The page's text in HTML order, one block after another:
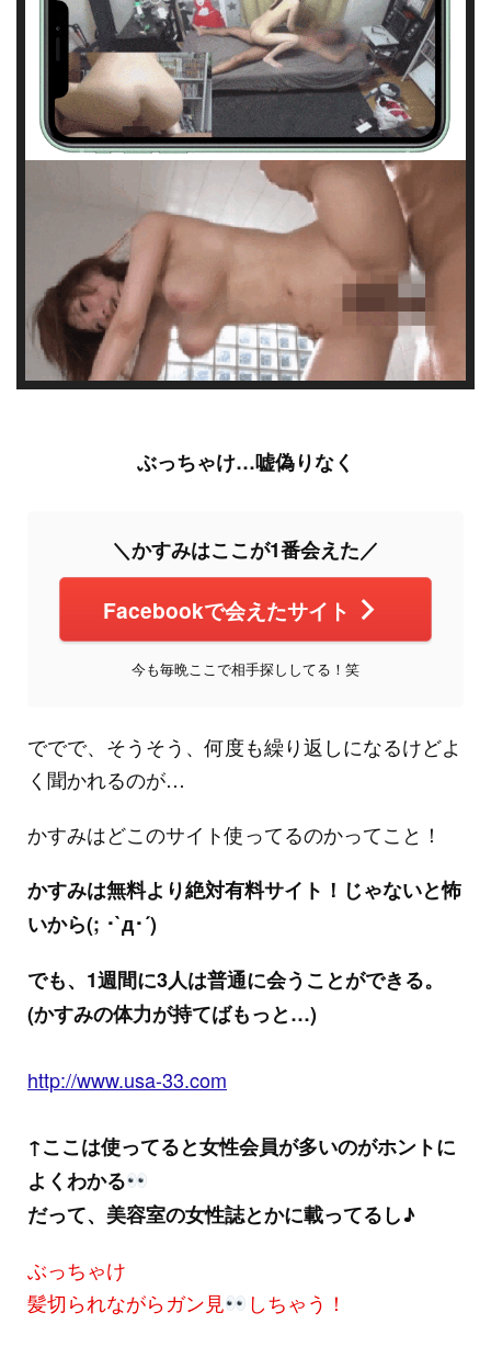
ぶっちゃけ…嘘偽りなく
＼かすみはここが1番会えた／
Facebookで会えたサイト
今も毎晩ここで相手探ししてる！笑
ででで、そうそう、何度も繰り返しになるけどよ
く聞かれるのが…
かすみはどこのサイト使ってるのかってこと！
かすみは無料より絶対有料サイト！じゃないと怖
いから(; ･`д･´)
でも、1週間に3人は普通に会うことができる。
(かすみの体力が持てばもっと…)
http://www.usa-33.com
↑ここは使ってると女性会員が多いのがホントに
よくわかる
だって、美容室の女性誌とかに載ってるし♪
ぶっちゃけ
髪切られながらガン見
しちゃう！